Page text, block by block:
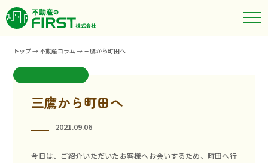
トップ→ 不動産コラム→三鷹から町田へ
三鷹から町田へ
2021.09.06
今日は、ご紹介いただいたお客様へお会いするため、町田へ行